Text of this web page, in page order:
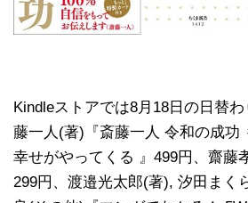
Kindleストアでは8月18日の日替
藤一人(著)『斎藤一人 令和の成功
幸せがやってくる 』499円、齋藤
299円、渡邉光太郎(著), 汐田まく